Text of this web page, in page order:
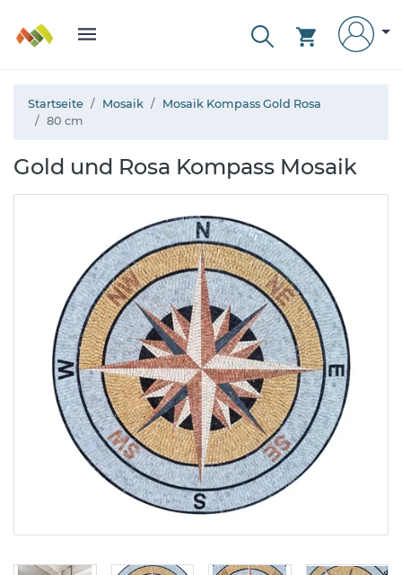
Startseite Mosaik
Mosaik Kompass Gold Rosa
80 cm
Gold und Rosa Kompass Mosaik